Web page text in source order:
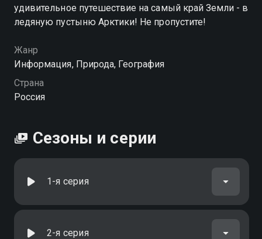
удивительное путешествие на самый край Земли - в
ледяную пустыню Арктики! Не пропустите!
Жанр
Информация, Природа, География
Страна
Россия
Сезоны и серии
1-я серия
2-я серия